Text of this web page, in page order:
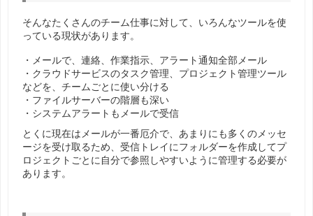
そんなたくさんのチーム仕事に対して、いろんなツールを使
っている現状があります。
・メールで、連絡、作業指示、アラート通知全部メール
・クラウドサービスのタスク管理、プロジェクト管理ツール
などを、チームごとに使い分ける
・ファイルサーバーの階層も深い
・システムアラートもメールで受信
とくに現在はメールが一番厄介で、あまりにも多くのメッセ
ージを受け取るため、受信トレイにフォルダーを作成してプ
ロジェクトごとに自分で参照しやすいように管理する必要が
あります。